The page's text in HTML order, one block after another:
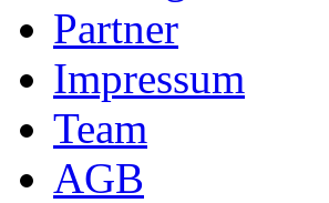
Partner
Impressum
Team
AGB